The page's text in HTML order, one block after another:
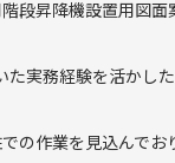
段昇降機設置用図
た実務経験を活かした
の作業を見込んでお